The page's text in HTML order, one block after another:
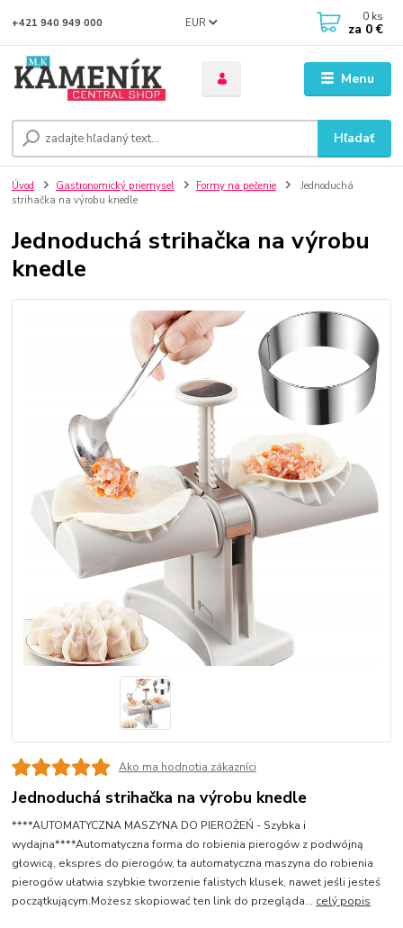
Menu
EUR
Hľadať
+421 940 949 000 0 ks
za 0 €
Úvod Gastronomický priemysel Formy na pečenie
Jednoduchá
strihačka na výrobu knedle
Jednoduchá strihačka na výrobu
knedle
Ako ma hodnotia zákazníci
Jednoduchá strihačka na výrobu knedle
****AUTOMATYCZNA MASZYNA DO PIEROŻEŃ - Szybka i
wydajna****Automatyczna forma do robienia pierogów z podwójną
głowicą, ekspres do pierogów, ta automatyczna maszyna do robienia
pierogów ułatwia szybkie tworzenie falistych klusek, nawet jeśli jesteś
początkującym.Możesz skopiować ten link do przegląda... celý popis